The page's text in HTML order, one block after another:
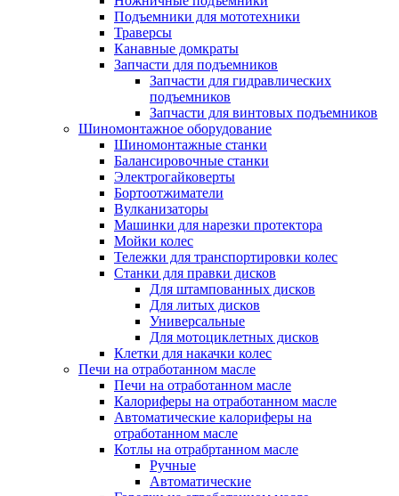
Подъемники для мототехники
Траверсы
Канавные домкраты
Запчасти для подъемников
Запчасти для гидравлических
подъемников
Запчасти для винтовых подъемников
Шиномонтажное оборудование
Шиномонтажные станки
Балансировочные станки
Электрогайковерты
Бортоотжиматели
Вулканизаторы
Машинки для нарезки протектора
Мойки колес
Тележки для транспортировки колес
Станки для правки дисков
Для штампованных дисков
Для литых дисков
Универсальные
Для мотоциклетных дисков
Клетки для накачки колес
Печи на отработанном масле
Печи на отработанном масле
Калориферы на отработанном масле
Автоматические калориферы на
отработанном масле
Котлы на отрабртанном масле
Ручные
Автоматические